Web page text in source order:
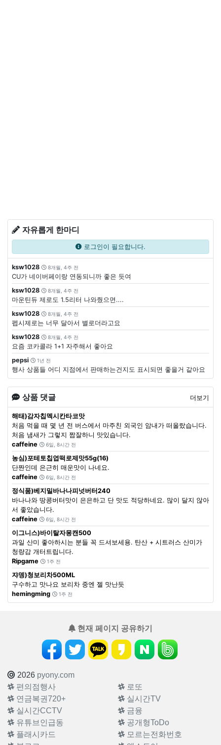
자유롭게 한마디
로그인이 필요합니다.
ksw1028 8개월, 4주 전
CU가 네이버페이랑 연동되니까 좋은 듯여
ksw1028
8개월, 4주 전
마운틴듀 제로도 1.5리터 나와줬으면....
ksw1028
8개월, 4주 전
펩시제로는 너무 달아서 별로더라고요
ksw1028
8개월, 4주 전
요즘 코카콜라 1+1 자주해서 좋아요
pepsi
1년 전
행사 상품들 어디 지점에서 판매하는건지도 표시되면 좋을거 같아요
상품 댓글 더보기
해태)감자칩멕시칸타코맛
처음 먹을 때 몇 년 전 버스에서 마주친 외국인 암내가 떠올랐습니다.
처음 냄새가 그렇지 짭잘하니 맛있습니다.
caffeine
6일, 8시간 전
농심)포테토칩엽떡로제맛55g(16)
단짠인데 은근히 매운맛이 나네요.
caffeine
6일, 8시간 전
정식품)베지밀바나나피넛버터240
바나나와 땅콩버터맛이 은은하고 단 맛도 적당하네요. 많이 달지 않아
서 좋았습니다.
caffeine
6일, 8시간 전
이그니스)바이탈자몽캔500
과일 산미 좋아하시는 분들 꼭 드셔보세용. 탄산 + 시트러스 산미가
청량감 개터트립니다.
Ripgame
1주 전
쟈뎅)청보리차500ML
구수하고 맛나요 보리차 중엔 젤 맛난듯
hemingming
1주 전
현재 페이지 공유하기
2026 pyony.com
편의점행사
로또
연금복권720+
실시간TV
실시간CCTV
금융
유튜브인급동
공개형ToDo
플래시카드
모르는전화번호